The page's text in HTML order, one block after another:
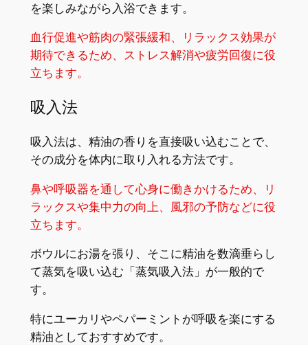
を楽しみながら入浴できます。
血行促進や筋肉の緊張緩和、リラックス効果が
期待できるため、ストレス解消や疲労回復に役
立ちます。
吸入法
吸入法は、精油の香りを直接吸い込むことで、
その成分を体内に取り入れる方法です。
鼻や呼吸器を通して心身に働きかけるため、リ
ラックスや集中力の向上、風邪の予防などに役
立ちます。
ボウルにお湯を張り、そこに精油を数滴垂らし
て蒸気を吸い込む「蒸気吸入法」が一般的で
す。
特にユーカリやペパーミントが呼吸を楽にする
精油としておすすめです。